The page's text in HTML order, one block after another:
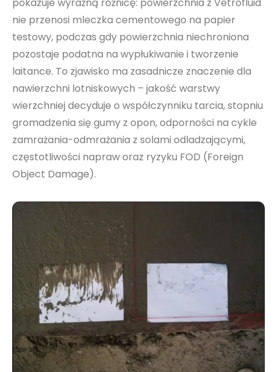
nie przenosi mleczka cementowego na papier
testowy, podczas gdy powierzchnia niechroniona
pozostaje podatna na wypłukiwanie i tworzenie
laitance. To zjawisko ma zasadnicze znaczenie dla
nawierzchni lotniskowych – jakość warstwy
wierzchniej decyduje o współczynniku tarcia, stopniu
gromadzenia się gumy z opon, odporności na cykle
zamrażania-odmrażania z solami odladzającymi,
częstotliwości napraw oraz ryzyku FOD (Foreign
Object Damage).